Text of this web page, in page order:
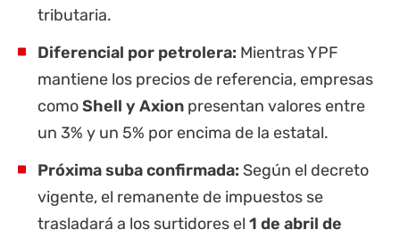
tributaria.
Diferencial por petrolera: Mientras YPF
mantiene los precios de referencia, empresas
comoShell y Axion presentan valores entre
un 3% y un 5% por encima de la estatal.
Próxima suba confirmada: Según el decreto
vigente, el remanente de impuestos se
trasladará a los surtidores el 1 de abril de